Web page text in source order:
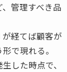
管理すべき品
経てば顧客が
で現れる。
した時点で、